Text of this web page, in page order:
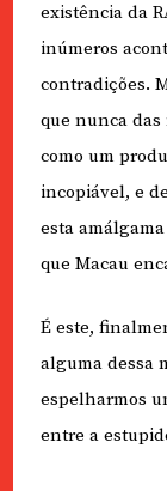
existência da
inúmeros
contradições.
que nunca das
como um
incopiável, e
esta
que Macau
É este,
alguma dessa
espelharmos
entre a